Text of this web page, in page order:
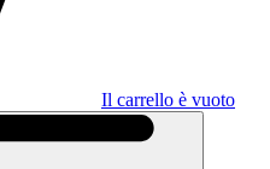
Il carrello è vuoto